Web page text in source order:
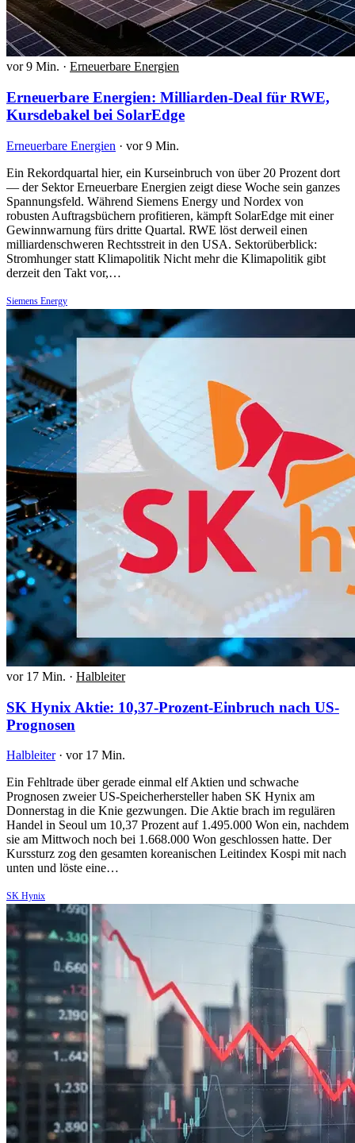
vor 9 Min. · Erneuerbare Energien
Erneuerbare Energien: Milliarden-Deal für RWE,
Kursdebakel bei SolarEdge
Erneuerbare Energien · vor 9 Min.
Ein Rekordquartal hier, ein Kurseinbruch von über 20 Prozent dort
— der Sektor Erneuerbare Energien zeigt diese Woche sein ganzes
Spannungsfeld. Während Siemens Energy und Nordex von
robusten Auftragsbüchern profitieren, kämpft SolarEdge mit einer
Gewinnwarnung fürs dritte Quartal. RWE löst derweil einen
milliardenschweren Rechtsstreit in den USA. Sektorüberblick:
Stromhunger statt Klimapolitik Nicht mehr die Klimapolitik gibt
derzeit den Takt vor,…
Siemens Energy
vor 17 Min. · Halbleiter
SK Hynix Aktie: 10,37-Prozent-Einbruch nach US-
Prognosen
Halbleiter · vor 17 Min.
Ein Fehltrade über gerade einmal elf Aktien und schwache
Prognosen zweier US-Speicherhersteller haben SK Hynix am
Donnerstag in die Knie gezwungen. Die Aktie brach im regulären
Handel in Seoul um 10,37 Prozent auf 1.495.000 Won ein, nachdem
sie am Mittwoch noch bei 1.668.000 Won geschlossen hatte. Der
Kurssturz zog den gesamten koreanischen Leitindex Kospi mit nach
unten und löste eine…
SK Hynix